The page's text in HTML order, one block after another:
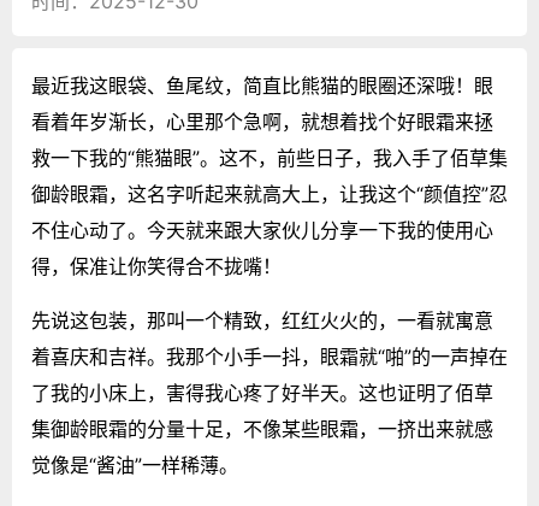
最近我这眼袋、鱼尾纹，简直比熊猫的眼圈还深哦！眼
看着年岁渐长，心里那个急啊，就想着找个好眼霜来拯
救一下我的“熊猫眼”。这不，前些日子，我入手了佰草集
御龄眼霜，这名字听起来就高大上，让我这个“颜值控”忍
不住心动了。今天就来跟大家伙儿分享一下我的使用心
得，保准让你笑得合不拢嘴！
先说这包装，那叫一个精致，红红火火的，一看就寓意
着喜庆和吉祥。我那个小手一抖，眼霜就“啪”的一声掉在
了我的小床上，害得我心疼了好半天。这也证明了佰草
集御龄眼霜的分量十足，不像某些眼霜，一挤出来就感
觉像是“酱油”一样稀薄。